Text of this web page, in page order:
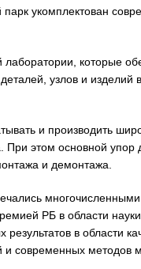
укомплектован
которые
узлов и изделий
и производить
При этом основной
и демонтажа.
РБ в области
в области
современных методов